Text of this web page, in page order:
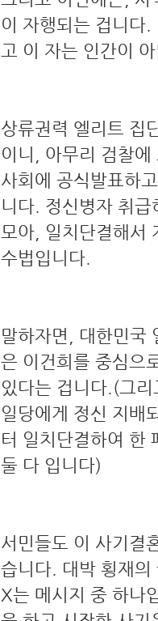
이 자행되는 겁니다
고 이 자는 인간이
상류권력 엘리트 집
이니, 아무리 검찰
사회에 공식발표하
니다. 정신병자 취
모아, 일치단결해서
수법입니다.
말하자면, 대한민국
은 이건희를 중심으
있다는 겁니다.(그
일당에게 정신 지배
터 일치단결하여 한
둘 다 입니다)
서민들도 이 사기결
습니다. 대박 횡재
X는 메시지 중 하나